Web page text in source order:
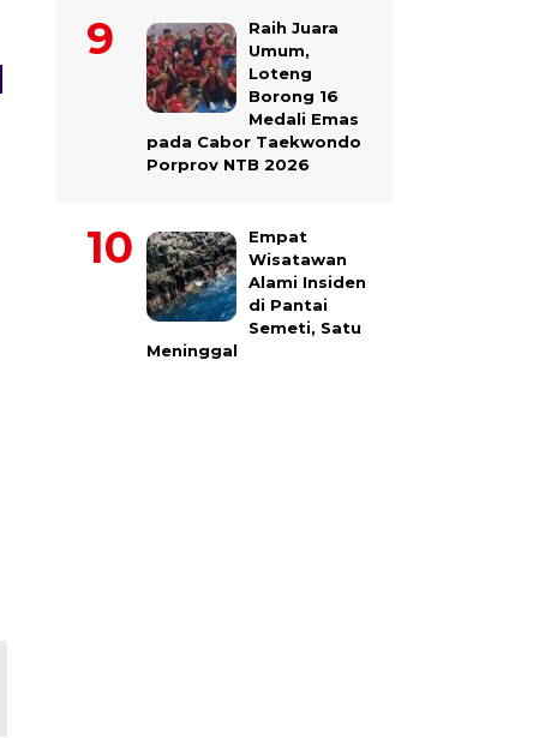
Raih Juara
Umum,
Loteng
Borong 16
Medali Emas
pada Cabor Taekwondo
Porprov NTB 2026
Empat
Wisatawan
Alami Insiden
di Pantai
Semeti, Satu
Meninggal